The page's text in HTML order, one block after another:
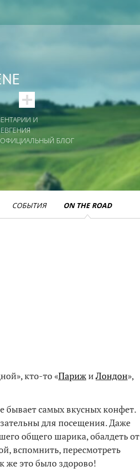
И
ОФИЦИАЛЬНЫЙ БЛОГ
СОБЫТИЯ ON THE ROAD
кто-то «ПарижиЛондон»,
бывает самых вкусных конфет.
для посещения. Даже
общего шарика, обалдеть от
вспомнить, пересмотреть
же это было здорово!